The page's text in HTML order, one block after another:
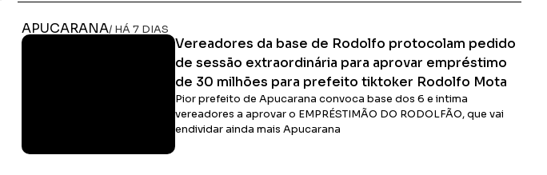
APUCARANA/ HÁ 7 DIAS
Vereadores da base de Rodolfo protocolam pedido
de sessão extraordinária para aprovar empréstimo
de 30 milhões para prefeito tiktoker Rodolfo Mota
Pior prefeito de Apucarana convoca base dos 6 e intima
vereadores a aprovar o EMPRÉSTIMÃO DO RODOLFÃO, que vai
endividar ainda mais Apucarana